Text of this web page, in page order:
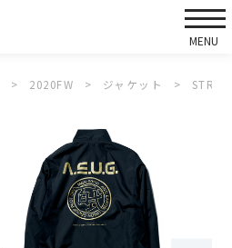
2020FW ジャケット